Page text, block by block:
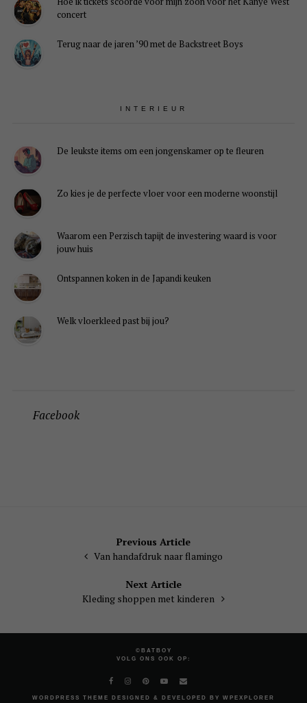
concert
Terug naar de jaren ’90 met de Backstreet Boys
INTERIEUR
De leukste items om een jongenskamer op te fleuren
Zo kies je de perfecte vloer voor een moderne woonstijl
Waarom een Perzisch tapijt de investering waard is voor
jouw huis
Ontspannen koken in de Japandi keuken
Welk vloerkleed past bij jou?
Facebook
Previous Article
Van handafdruk naar flamingo
Next Article
Kleding shoppen met kinderen
©BATBOY
VOLG ONS OOK OP:
WORDPRESS THEME DESIGNED & DEVELOPED BY WPEXPLORER